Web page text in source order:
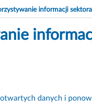
informacji
danych i